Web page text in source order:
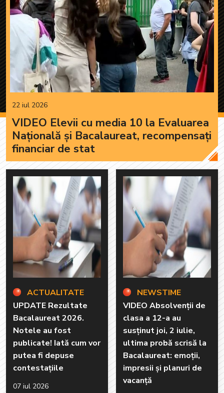
22 iul 2026
VIDEO Elevii cu media 10 la Evaluarea
Națională și Bacalaureat, recompensați
financiar de stat
ACTUALITATE
UPDATE Rezultate
Bacalaureat 2026.
Notele au fost
publicate! Iată cum vor
putea fi depuse
contestațiile
07 iul 2026
NEWSTIME
VIDEO Absolvenții de
clasa a 12-a au
susținut joi, 2 iulie,
ultima probă scrisă la
Bacalaureat: emoții,
impresii și planuri de
vacanță